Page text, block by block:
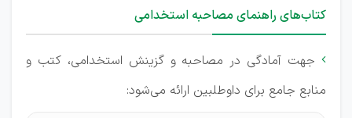
کتاب‌های راهنمای مصاحبه استخدامی
 جهت آمادگی در مصاحبه و گزینش استخدامی، کتب و
منابع جامع برای داوطلبین ارائه ‌می‌شود: